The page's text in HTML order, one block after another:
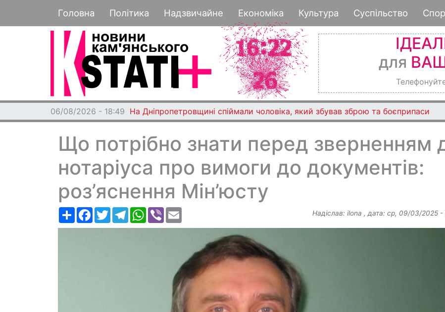
до
основного
Основная навигация
Головна Політика Надзвичайне Економіка Культура Суспільство
для
06/08/2026 - 18:49 На Дніпропетровщині спіймали чоловіка, який збував зброю та боєприпаси
Що потрібно знати перед зверненням
нотаріуса про вимоги до документів:
роз’яснення Мін’юсту
РесурсFacebook
TwitterTelegramWhatsApp
Viber Надіслав: ilona , дата: ср, 09/03/2025 -